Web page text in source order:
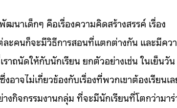
นาเด็กๆ คือเรื่องความคิดสร้างสรรค์ เรื่อง
ละคนก็จะมีวิธีการสอนที่แตกต่างกัน และมีคว
าถนัดให้กับนักเรียน ยกตัวอย่างเช่น ในเย็นวัน
าจไม่เกี่ยวข้องกับเรื่องที่พวกเขาต้องเรียนเ
งกิจกรรมงานกลุ่ม ที่จะมีนักเรียนที่โตกว่ามา